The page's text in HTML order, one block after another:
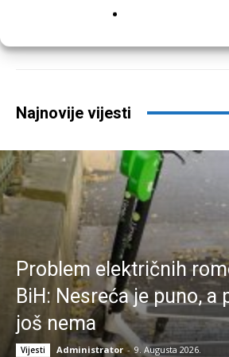
Najnovije vijesti
Problem električnih
BiH: Nesreća je puno, a
još nema
Vijesti Administrator - 9. Augusta 2026.